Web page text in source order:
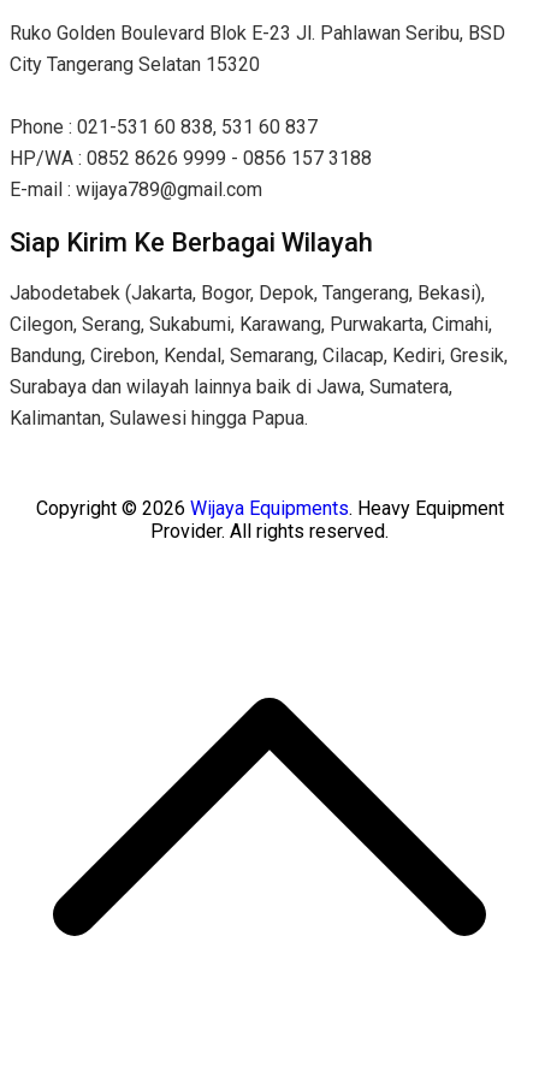
Ruko Golden Boulevard Blok E-23 Jl. Pahlawan Seribu, BSD
City Tangerang Selatan 15320
Phone : 021-531 60 838, 531 60 837
HP/WA : 0852 8626 9999 - 0856 157 3188
E-mail : wijaya789@gmail.com
Siap Kirim Ke Berbagai Wilayah
Jabodetabek (Jakarta, Bogor, Depok, Tangerang, Bekasi),
Cilegon, Serang, Sukabumi, Karawang, Purwakarta, Cimahi,
Bandung, Cirebon, Kendal, Semarang, Cilacap, Kediri, Gresik,
Surabaya dan wilayah lainnya baik di Jawa, Sumatera,
Kalimantan, Sulawesi hingga Papua.
Copyright © 2026 Wijaya Equipments. Heavy Equipment
Provider. All rights reserved.